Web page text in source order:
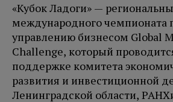
«Кубок Ладоги» —
международного чемпионата
управлению бизнесом Global
Challenge, который
поддержке комитета
развития и инвестиционной
Ленинградской области,